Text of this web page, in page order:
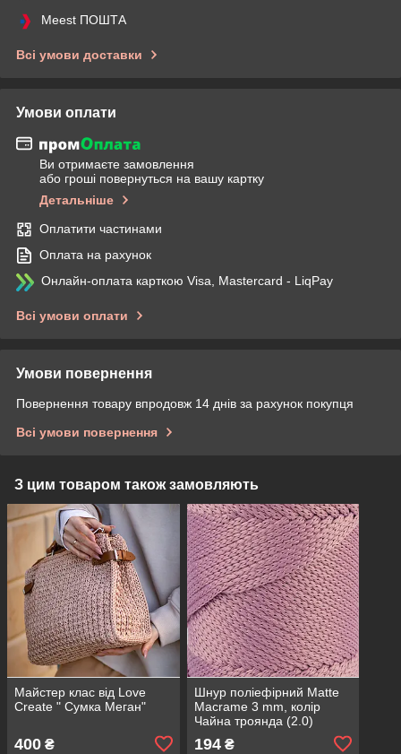
Meest ПОШТА
Всі умови доставки
Умови оплати
Ви отримаєте замовлення
або гроші повернуться на вашу картку
Детальніше
Оплатити частинами
Оплата на рахунок
Онлайн-оплата карткою Visa, Mastercard - LiqPay
Всі умови оплати
Умови повернення
Повернення товару впродовж 14 днів за рахунок покупця
Всі умови повернення
З цим товаром також замовляють
Майстер клас від Love
Create " Сумка Меган"
400 ₴
Шнур поліефірний Matte
Macrame 3 mm, колір
Чайна троянда (2.0)
194₴